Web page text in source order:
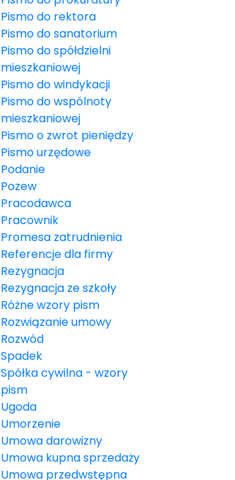
Pismo do rektora
Pismo do sanatorium
Pismo do spółdzielni
mieszkaniowej
Pismo do windykacji
Pismo do wspólnoty
mieszkaniowej
Pismo o zwrot pieniędzy
Pismo urzędowe
Podanie
Pozew
Pracodawca
Pracownik
Promesa zatrudnienia
Referencje dla firmy
Rezygnacja
Rezygnacja ze szkoły
Różne wzory pism
Rozwiązanie umowy
Rozwód
Spadek
Spółka cywilna - wzory
pism
Ugoda
Umorzenie
Umowa darowizny
Umowa kupna sprzedaży
Umowa przedwstępna